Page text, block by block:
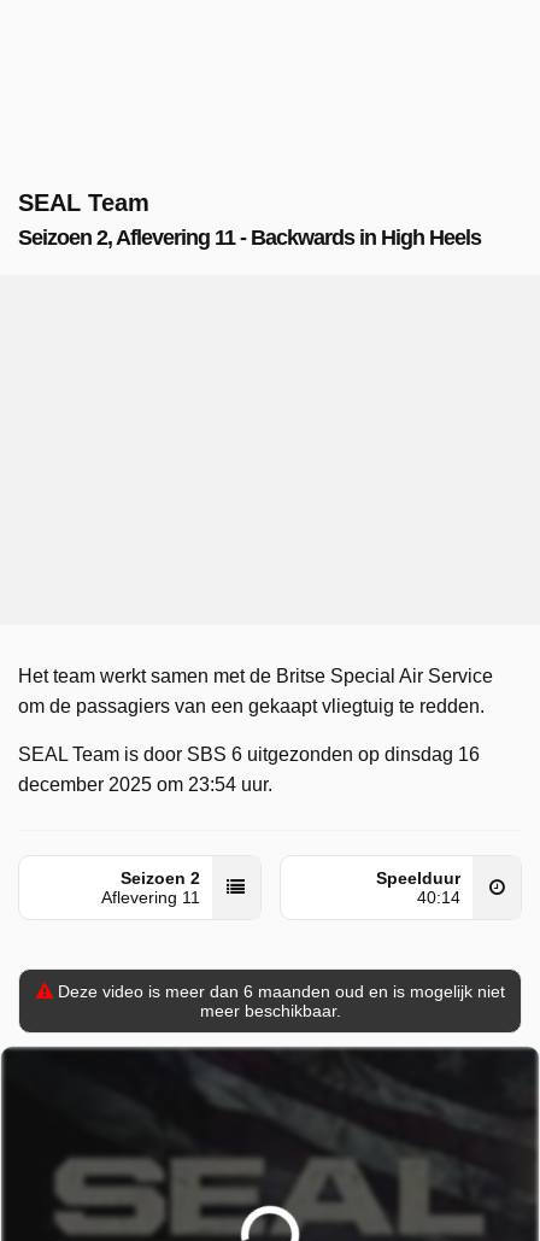
SEAL Team
Seizoen 2, Aflevering 11 - Backwards in High Heels
Het team werkt samen met de Britse Special Air Service
om de passagiers van een gekaapt vliegtuig te redden.
SEAL Team is door SBS 6 uitgezonden op dinsdag 16
december 2025 om 23:54 uur.
Seizoen 2
Aflevering 11
Speelduur
40:14
Deze video is meer dan 6 maanden oud en is mogelijk niet
meer beschikbaar.